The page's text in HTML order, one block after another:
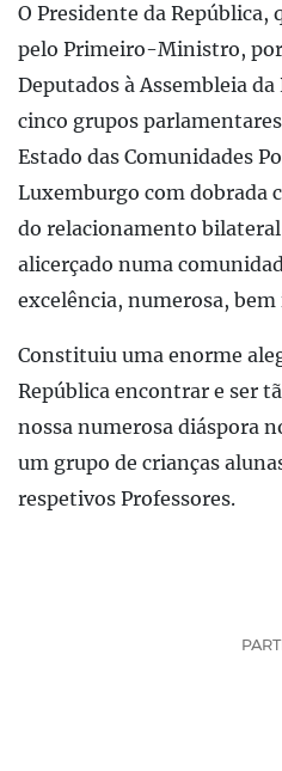
O Presidente da República,
pelo Primeiro-Ministro,
Deputados à Assembleia
cinco grupos
Estado das Comunidades
Luxemburgo com dobrada
do relacionamento
alicerçado numa
excelência, numerosa,
Constituiu uma enorme
República encontrar e ser
nossa numerosa diáspora
um grupo de crianças
respetivos Professores.